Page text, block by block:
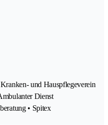
und Hauspflegeverein
Dienst
• Spitex